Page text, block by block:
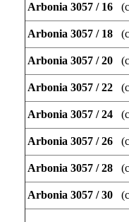
Arbonia 3057 / 16
Arbonia 3057 / 18
Arbonia 3057 / 20
Arbonia 3057 / 22
Arbonia 3057 / 24
Arbonia 3057 / 26
Arbonia 3057 / 28
Arbonia 3057 / 30